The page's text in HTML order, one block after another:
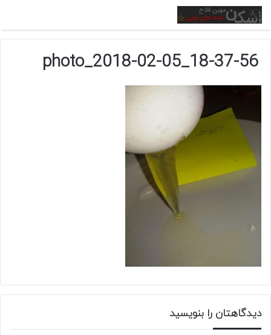
منو
photo_2018-02-05_18-37-56
دیدگاهتان را بنویسید